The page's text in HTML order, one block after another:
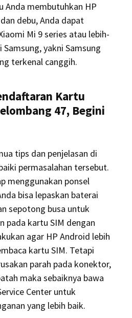
Anda membutuhkan HP
debu, Anda dapat
Mi 9 series atau lebih-
yakni Samsung
terkenal canggih.
Kartu
47, Begini
tips dan penjelasan di
permasalahan tersebut.
menggunakan ponsel
bisa lepaskan baterai
sepotong busa untuk
pada kartu SIM dengan
agar HP Android lebih
kartu SIM. Tetapi
parah pada konektor,
maka sebaiknya bawa
Center untuk
yang lebih baik.